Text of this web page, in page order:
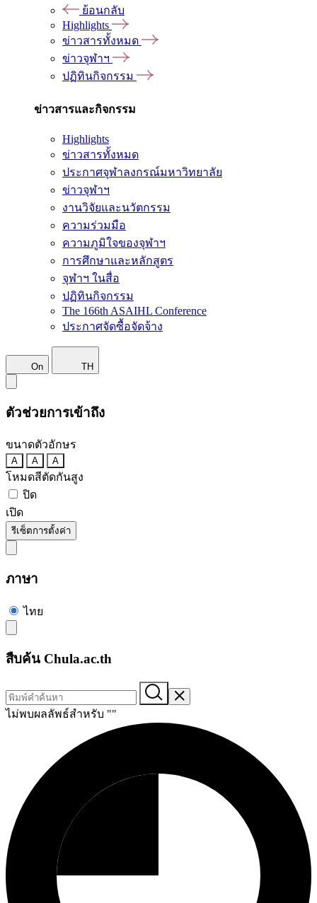
ย้อนกลับ
Highlights
ข่าวสารทั้งหมด
ข่าวจุฬาฯ
ปฏิทินกิจกรรม
ข่าวสารและกิจกรรม
Highlights
ข่าวสารทั้งหมด
ประกาศจุฬาลงกรณ์มหาวิทยาลัย
ข่าวจุฬาฯ
งานวิจัยและนวัตกรรม
ความร่วมมือ
ความภูมิใจของจุฬาฯ
การศึกษาและหลักสูตร
จุฬาฯ ในสื่อ
ปฏิทินกิจกรรม
The 166th ASAIHL Conference
ประกาศจัดซื้อจัดจ้าง
On TH
ตัวช่วยการเข้าถึง
ขนาดตัวอักษร
A A A
โหมดสีตัดกันสูง
ปิด
เปิด
รีเซ็ตการตั้งค่า
ภาษา
ไทย
สืบค้น Chula.ac.th
ไม่พบผลลัพธ์สำหรับ ""